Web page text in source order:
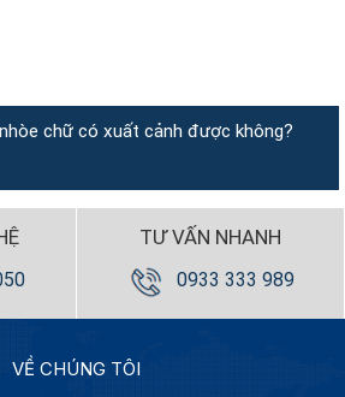
chữ có xuất cảnh được không?
TƯ VẤN NHANH
0933 333 989
VỀ CHÚNG TÔI